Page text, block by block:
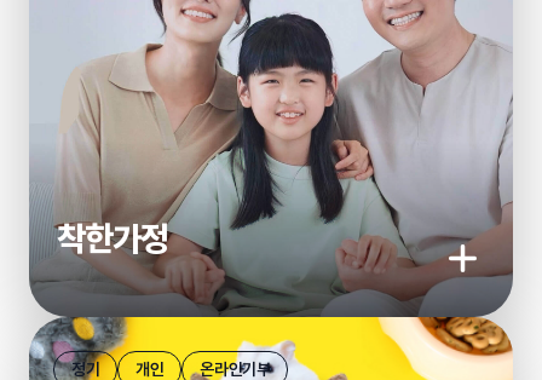
착한가정
기부하기
정기 개인 온라인기부